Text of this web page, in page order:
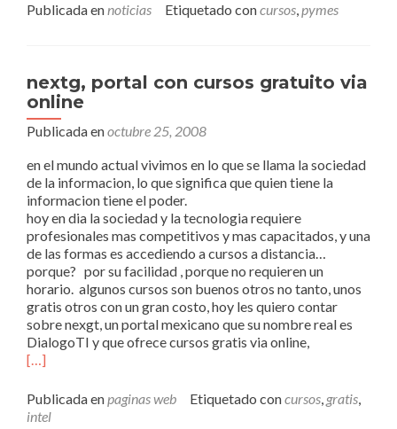
Publicada ennoticias Etiquetado concursos,pymes
nextg, portal con cursos gratuito via
online
Publicada enoctubre 25, 2008
en el mundo actual vivimos en lo que se llama la sociedad
de la informacion, lo que significa que quien tiene la
informacion tiene el poder.
hoy en dia la sociedad y la tecnologia requiere
profesionales mas competitivos y mas capacitados, y una
de las formas es accediendo a cursos a distancia…
porque? por su facilidad , porque no requieren un
horario. algunos cursos son buenos otros no tanto, unos
gratis otros con un gran costo, hoy les quiero contar
sobre nexgt, un portal mexicano que su nombre real es
DialogoTI y que ofrece cursos gratis via online,
[…]
Publicada enpaginas web Etiquetado concursos, gratis,
intel